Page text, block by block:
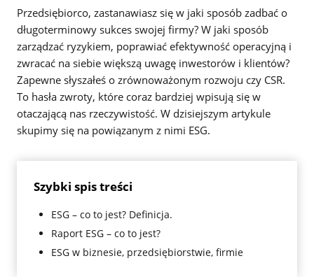
Przedsiębiorco, zastanawiasz się w jaki sposób zadbać o
długoterminowy sukces swojej firmy? W jaki sposób
zarządzać ryzykiem, poprawiać efektywność operacyjną i
zwracać na siebie większą uwagę inwestorów i klientów?
Zapewne słyszałeś o zrównoważonym rozwoju czy CSR.
To hasła zwroty, które coraz bardziej wpisują się w
otaczającą nas rzeczywistość. W dzisiejszym artykule
skupimy się na powiązanym z nimi ESG.
Szybki spis treści
ESG – co to jest? Definicja.
Raport ESG – co to jest?
ESG w biznesie, przedsiębiorstwie, firmie